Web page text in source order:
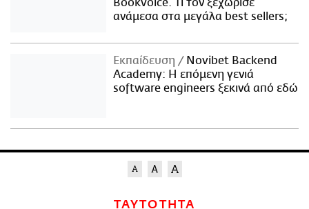
Bookvoice. Τι τον ξεχώρισε
ανάμεσα στα μεγάλα best sellers;
Εκπαίδευση
Novibet Backend
Academy: Η επόμενη γενιά
software engineers ξεκινά από εδώ
ΤΑΥΤΟΤΗΤΑ